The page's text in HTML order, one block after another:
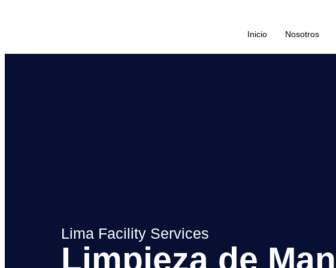
Inicio Nosotros
Lima Facility Services
Limpieza de